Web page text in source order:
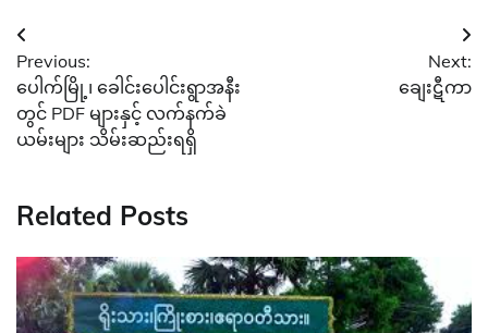
Post
navigation
Previous:
ပေါက်မြို့၊ ခေါင်းပေါင်းရွာအနီး
တွင် PDF များနှင့် လက်နက်ခဲ
ယမ်းများ သိမ်းဆည်းရရှိ
Next:
ချေးဋီကာ
Related Posts